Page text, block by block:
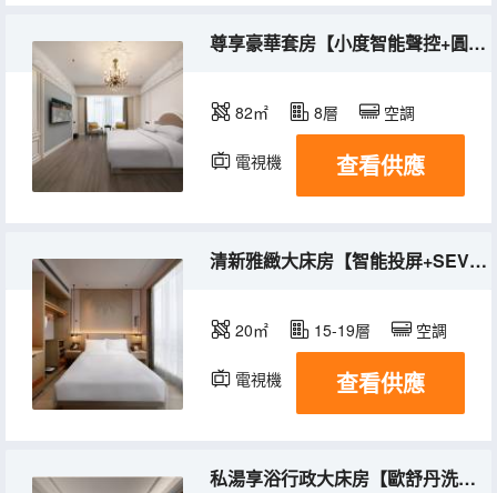
尊享豪華套房【小度智能聲控+圓形大浴缸+歐舒丹洗漱】
82㎡ 8層 空調
電視機 查看供應
清新雅緻大床房【智能投屏+SEVEN PLUS洗漱】
20㎡ 15-19層 空調
電視機 查看供應
私湯享浴行政大床房【歐舒丹洗護套裝+智能馬桶+浴缸】